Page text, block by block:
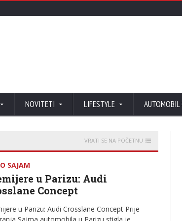
NOVITETI LIFESTYLE AUTOMOBIL
VRATI SE NA POČETNU
SAJAM
u Parizu: Audi
Concept
u Parizu: Audi Crosslane Concept Prije